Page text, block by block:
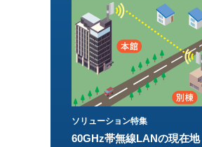
ソリューション特集
60GHz帯無線LANの現在